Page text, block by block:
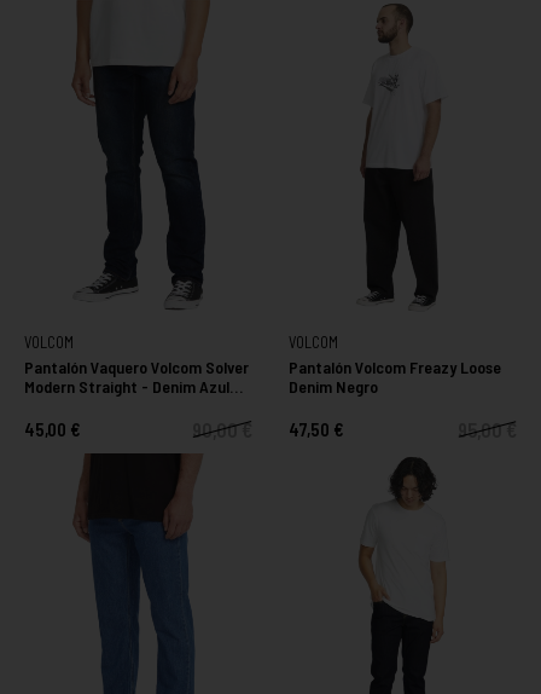
VOLCOM
Pantalón Vaquero Volcom Solver
Modern Straight - Denim Azul
45,00 € 90,00 €
VOLCOM
Pantalón Volcom Freazy Loose
Denim Negro
47,50 € 95,00 €